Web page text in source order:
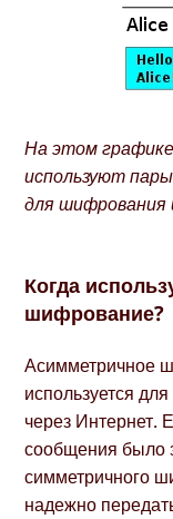
На этом графике
используют
для шифрования
Когда
шифрование?
Асимметричное
используется
через Интернет.
сообщения
симметричного
надежно